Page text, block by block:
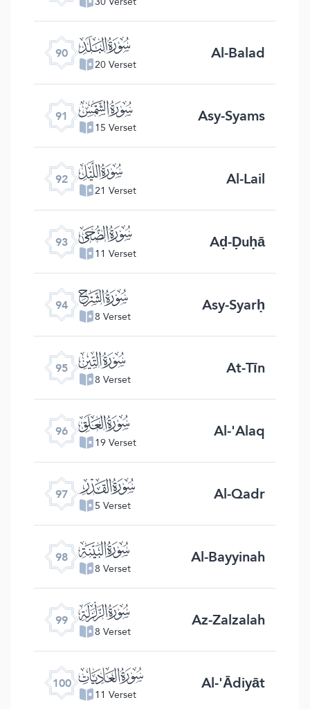
90 ﰇ
20 Verset Al-Balad
91 ﰈ
15 Verset Asy-Syams
92 ﰉ
21 Verset Al-Lail
93 ﰊ
11 Verset Aḍ-Ḍuḥā
94 ﰋ
8 Verset Asy-Syarḥ
95 ﰌ
8 Verset At-Tīn
96 ﰍ
19 Verset Al-'Alaq
97 ﰎ
5 Verset Al-Qadr
98 ﰏ
8 Verset Al-Bayyinah
99 ﰐ
8 Verset Az-Zalzalah
100 ﰑ
11 Verset Al-'Ādiyāt